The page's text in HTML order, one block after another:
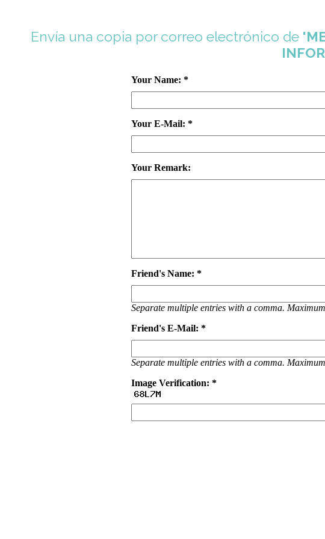
Envía una copia por correo electrónico de
Your Name: *
Your E-Mail: *
Your Remark:
Friend's Name: *
Separate multiple entries with a comma.
Friend's E-Mail: *
Separate multiple entries with a comma.
Image Verification: *